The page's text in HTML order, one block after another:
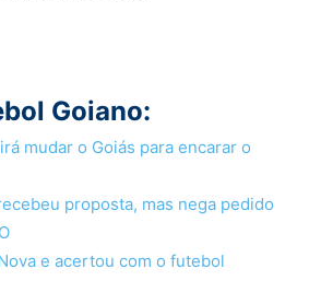
Goiano:
mudar o Goiás para encarar o
proposta, mas nega pedido
e acertou com o futebol